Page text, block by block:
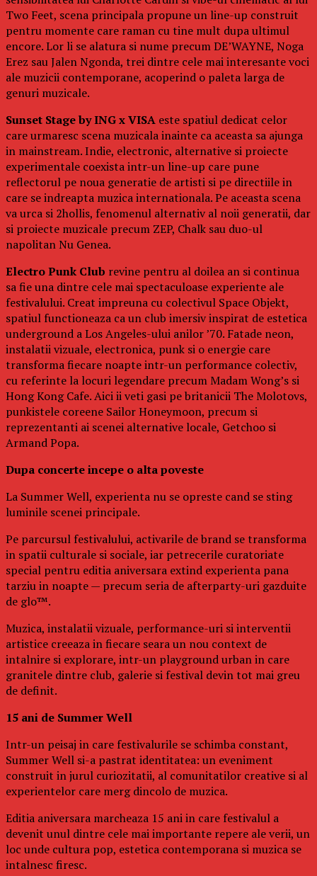
Two Feet, scena principala propune un line-up construit
pentru momente care raman cu tine mult dupa ultimul
encore. Lor li se alatura si nume precum DE’WAYNE, Noga
Erez sau Jalen Ngonda, trei dintre cele mai interesante voci
ale muzicii contemporane, acoperind o paleta larga de
genuri muzicale.
Sunset Stage by ING x VISA este spatiul dedicat celor
care urmaresc scena muzicala inainte ca aceasta sa ajunga
in mainstream. Indie, electronic, alternative si proiecte
experimentale coexista intr-un line-up care pune
reflectorul pe noua generatie de artisti si pe directiile in
care se indreapta muzica internationala. Pe aceasta scena
va urca si 2hollis, fenomenul alternativ al noii generatii, dar
si proiecte muzicale precum ZEP, Chalk sau duo-ul
napolitan Nu Genea.
Electro Punk Club revine pentru al doilea an si continua
sa fie una dintre cele mai spectaculoase experiente ale
festivalului. Creat impreuna cu colectivul Space Objekt,
spatiul functioneaza ca un club imersiv inspirat de estetica
underground a Los Angeles-ului anilor ’70. Fatade neon,
instalatii vizuale, electronica, punk si o energie care
transforma fiecare noapte intr-un performance colectiv,
cu referinte la locuri legendare precum Madam Wong’s si
Hong Kong Cafe. Aici ii veti gasi pe britanicii The Molotovs,
punkistele coreene Sailor Honeymoon, precum si
reprezentanti ai scenei alternative locale, Getchoo si
Armand Popa.
Dupa concerte incepe o alta poveste
La Summer Well, experienta nu se opreste cand se sting
luminile scenei principale.
Pe parcursul festivalului, activarile de brand se transforma
in spatii culturale si sociale, iar petrecerile curatoriate
special pentru editia aniversara extind experienta pana
tarziu in noapte — precum seria de afterparty-uri gazduite
de glo™.
Muzica, instalatii vizuale, performance-uri si interventii
artistice creeaza in fiecare seara un nou context de
intalnire si explorare, intr-un playground urban in care
granitele dintre club, galerie si festival devin tot mai greu
de definit.
15 ani de Summer Well
Intr-un peisaj in care festivalurile se schimba constant,
Summer Well si-a pastrat identitatea: un eveniment
construit in jurul curiozitatii, al comunitatilor creative si al
experientelor care merg dincolo de muzica.
Editia aniversara marcheaza 15 ani in care festivalul a
devenit unul dintre cele mai importante repere ale verii, un
loc unde cultura pop, estetica contemporana si muzica se
intalnesc firesc.